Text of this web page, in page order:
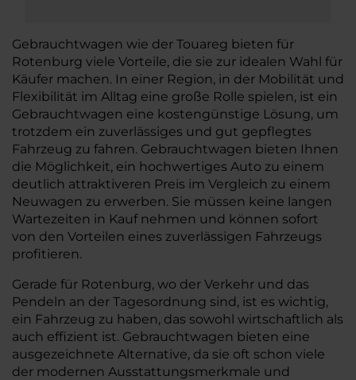
Gebrauchtwagen wie der Touareg bieten für
Rotenburg viele Vorteile, die sie zur idealen Wahl für
Käufer machen. In einer Region, in der Mobilität und
Flexibilität im Alltag eine große Rolle spielen, ist ein
Gebrauchtwagen eine kostengünstige Lösung, um
trotzdem ein zuverlässiges und gut gepflegtes
Fahrzeug zu fahren. Gebrauchtwagen bieten Ihnen
die Möglichkeit, ein hochwertiges Auto zu einem
deutlich attraktiveren Preis im Vergleich zu einem
Neuwagen zu erwerben. Sie müssen keine langen
Wartezeiten in Kauf nehmen und können sofort
von den Vorteilen eines zuverlässigen Fahrzeugs
profitieren.
Gerade für Rotenburg, wo der Verkehr und das
Pendeln an der Tagesordnung sind, ist es wichtig,
ein Fahrzeug zu haben, das sowohl wirtschaftlich als
auch effizient ist. Gebrauchtwagen bieten eine
ausgezeichnete Alternative, da sie oft schon viele
der modernen Ausstattungsmerkmale und